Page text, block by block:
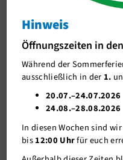
Vielen Dank für
Verteilung der Caps
06.09.2021
Es geht los! Heute haben
weiterhin in der
J-Team
Stellenangebote
Förderverein me-sport e.V.
Mitgliederservice
Verantwortung
Hinweis
Öffnungszeiten in
Während der
ausschließlich in der 1.
20.07.–24.07.2026
24.08.–28.08.2026
In diesen Wochen sind wir
bis12:00 Uhrfür euch